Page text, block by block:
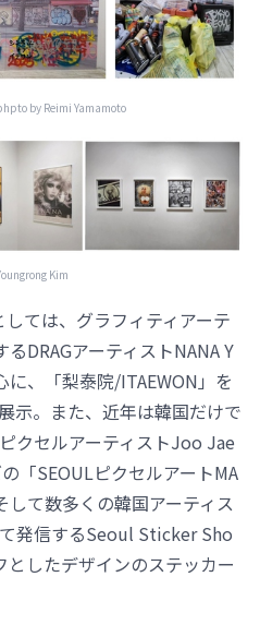
by Reimi Yamamoto
Kim
ては、グラフィティアーテ
DRAGアーティストNANA Y
、「梨泰院/ITAEWON」を
示。また、近年は韓国だけで
クセルアーティストJoo Jae
「SEOULピクセルアートMA
て数多くの韓国アーティス
発信するSeoul Sticker Sho
したデザインのステッカー